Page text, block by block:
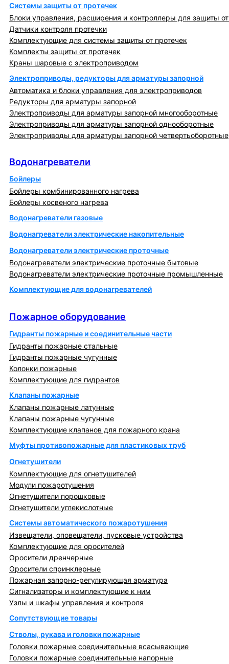
Системы защиты от протечек
Блоки управления, расширения и контроллеры для защиты
Датчики контроля протечки
Комплектующие для системы защиты от протечек
Комплекты защиты от протечек
Краны шаровые с электроприводом
Электроприводы, редукторы для арматуры запорной
Автоматика и блоки управления для электроприводов
Редукторы для арматуры запорной
Электроприводы для арматуры запорной многооборотные
Электроприводы для арматуры запорной однооборотные
Электроприводы для арматуры запорной четвертьоборотные
Водонагреватели
Бойлеры
Бойлеры комбинированного нагрева
Бойлеры косвеного нагрева
Водонагреватели газовые
Водонагреватели электрические накопительные
Водонагреватели электрические проточные
Водонагреватели электрические проточные бытовые
Водонагреватели электрические проточные промышленные
Комплектующие для водонагревателей
Пожарное оборудование
Гидранты пожарные и соединительные части
Гидранты пожарные стальные
Гидранты пожарные чугунные
Колонки пожарные
Комплектующие для гидрантов
Клапаны пожарные
Клапаны пожарные латунные
Клапаны пожарные чугунные
Комплектующие клапанов для пожарного крана
Муфты противопожарные для пластиковых труб
Огнетушители
Комплектующие для огнетушителей
Модули пожаротушения
Огнетушители порошковые
Огнетушители углекислотные
Системы автоматического пожаротушения
Извещатели, оповещатели, пусковые устройства
Комплектующие для оросителей
Оросители дренчерные
Оросители спринклерные
Пожарная запорно-регулирующая арматура
Сигнализаторы и комплектующие к ним
Узлы и шкафы управления и контроля
Сопутствующие товары
Стволы, рукава и головки пожарные
Головки пожарные соединительные всасывающие
Головки пожарные соединительные напорные